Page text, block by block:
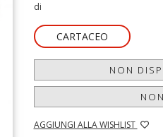
di
CARTACEO
NON
AGGIUNGI ALLA WISHLIST